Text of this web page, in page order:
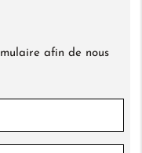
afin de nous